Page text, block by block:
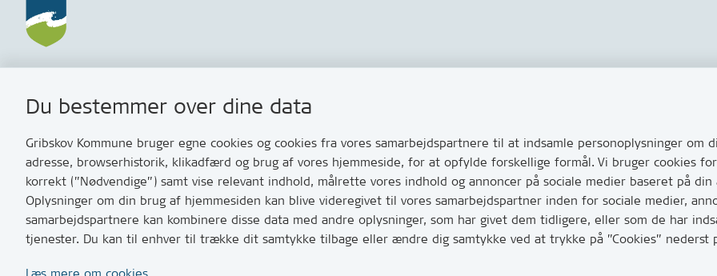
Rådhusvej 3
Skriv til os via Digital Post
med os? Se her hvordan
Tip os om huller i vejen eller andet
T:7249 6000
Bemærk: vi har mange opkald mellem kl.
10 og 11
Cookies
Databeskyttelse
CVR, EAN og betaling
Du bestemmer over dine data
Gribskov Kommune bruger egne cookies og cookies fra vores samarbejdspartnere til at indsamle personoplysninger om
adresse, browserhistorik, klikadfærd og brug af vores hjemmeside, for at opfylde forskellige formål. Vi bruger cookies
korrekt (”Nødvendige”) samt vise relevant indhold, målrette vores indhold og annoncer på sociale medier baseret på
Oplysninger om din brug af hjemmesiden kan blive videregivet til vores samarbejdspartner inden for sociale medier,
samarbejdspartnere kan kombinere disse data med andre oplysninger, som har givet dem tidligere, eller som de har
tjenester. Du kan til enhver til trække dit samtykke tilbage eller ændre dig samtykke ved at trykke på ”Cookies” nederst